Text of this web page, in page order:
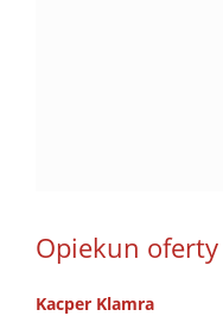
Opiekun oferty
Kacper Klamra